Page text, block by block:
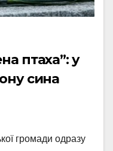
птаха”: у
сина
громади одразу